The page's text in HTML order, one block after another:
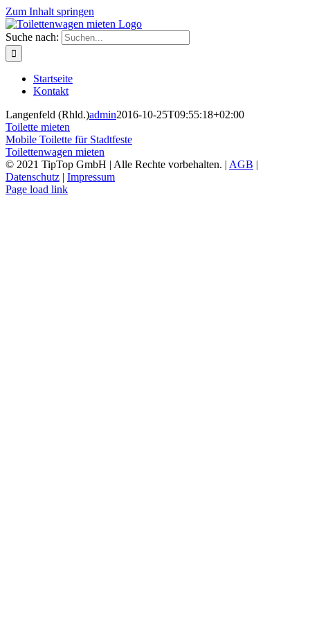
Zum Inhalt springen
Suche nach:
Startseite
Kontakt
Langenfeld (Rhld.)admin2016-10-25T09:55:18+02:00
Toilette mieten
Mobile Toilette für Stadtfeste
Toilettenwagen mieten
© 2021 TipTop GmbH | Alle Rechte vorbehalten. | AGB |
Datenschutz | Impressum
Page load link